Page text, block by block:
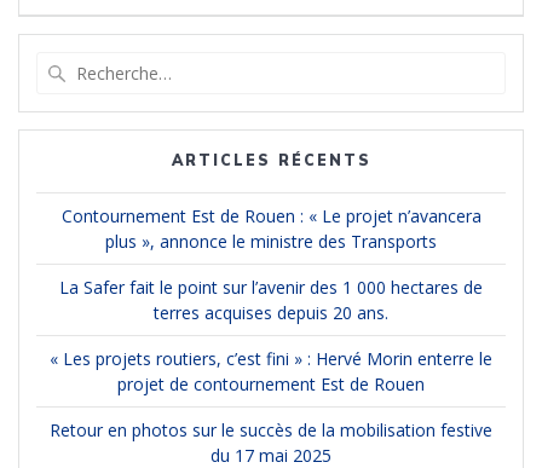
:
ARTICLES RÉCENTS
Contournement Est de Rouen : « Le projet n’avancera
plus », annonce le ministre des Transports
La Safer fait le point sur l’avenir des 1 000 hectares de
terres acquises depuis 20 ans.
« Les projets routiers, c’est fini » : Hervé Morin enterre le
projet de contournement Est de Rouen
Retour en photos sur le succès de la mobilisation festive
du 17 mai 2025